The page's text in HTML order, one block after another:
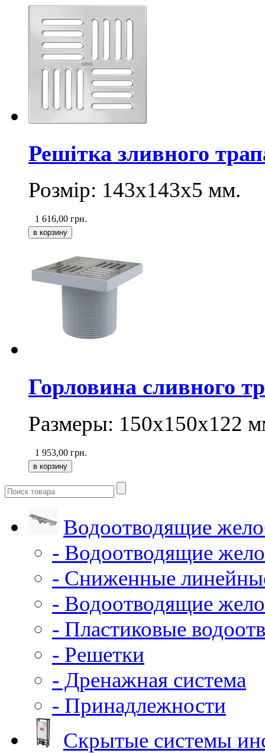
Решітка зливного
Розмір: 143х143х5 мм.
1 616,00 грн.
Горловина сливного
Размеры: 150х150х122
1 953,00 грн.
Водоотводящие
- Водоотводящие
- Сниженные
- Водоотводящие
- Пластиковые
- Решетки
- Дренажная система
- Принадлежности
Скрытые системы